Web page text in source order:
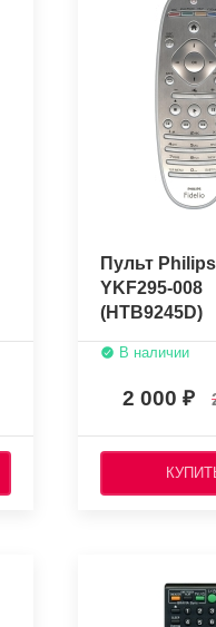
Пульт Philips
YKF295-008
(HTB9245D)
В наличии
2 000